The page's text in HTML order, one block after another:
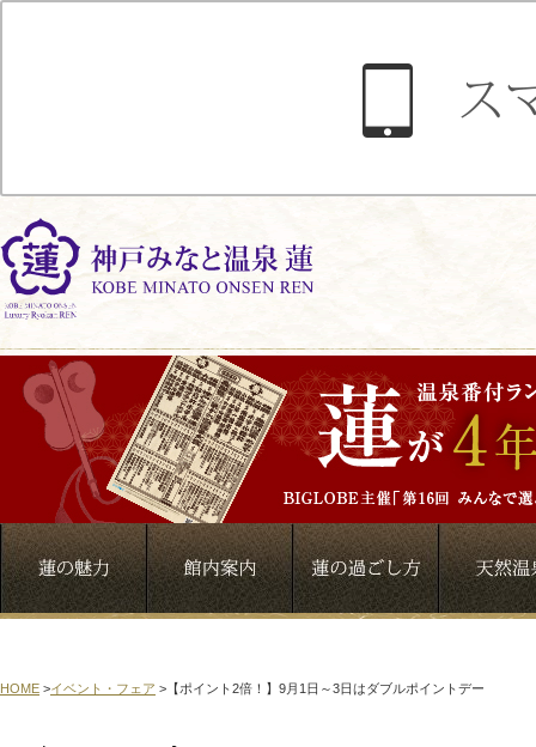
HOME >イベント・フェア > 【ポイント2倍！】9月1日～3日はダブルポイントデー